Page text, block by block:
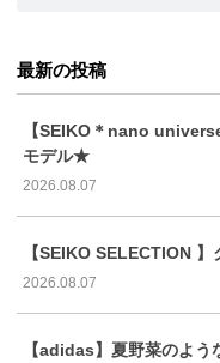
最新の投稿
【SEIKO＊nano
モデル★
2026.08.07
【SEIKO SELECTION
2026.08.07
【adidas】夏野菜のよ